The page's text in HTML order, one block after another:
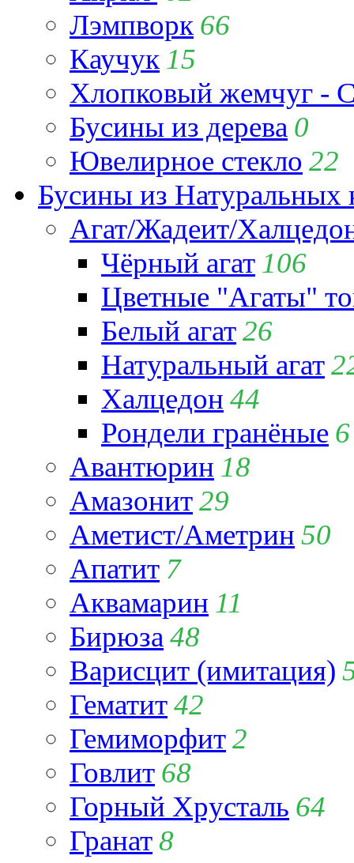
Лэмпворк 66
Каучук 15
Хлопковый жемчуг -
Бусины из дерева 0
Ювелирное стекло 22
Бусины из Натуральных
Агат/Жадеит/
Чёрный агат 106
Цветные "Агаты"
Белый агат26
Натуральный агат
Халцедон 44
Рондели гранёные 6
Авантюрин 18
Амазонит29
Аметист/Аметрин 50
Апатит 7
Аквамарин 11
Бирюза 48
Варисцит (имитация)
Гематит42
Гемиморфит2
Говлит 68
Горный Хрусталь 64
Гранат8